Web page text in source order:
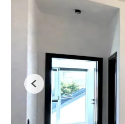
Previous